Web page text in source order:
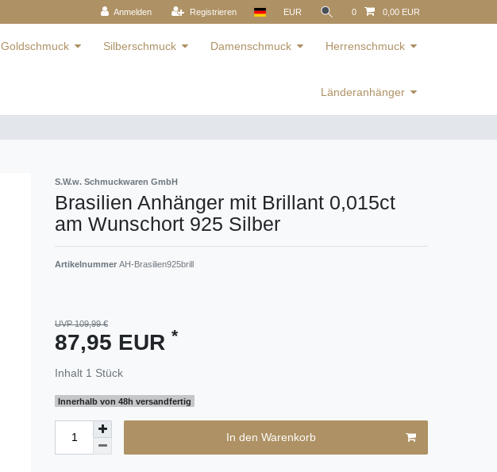
Anmelden Registrieren EUR 0 0,00 EUR
Goldschmuck Silberschmuck Damenschmuck Herrenschmuck
Länderanhänger
S.W.w. Schmuckwaren GmbH
Brasilien Anhänger mit Brillant 0,015ct
am Wunschort 925 Silber
Artikelnummer AH-Brasilien925brill
UVP 109,99 €
87,95 EUR *
Inhalt 1 Stück
Innerhalb von 48h versandfertig
In den Warenkorb